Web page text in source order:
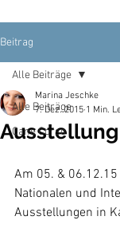
Beitrag
Alle Beiträge
Cane Corso
Alle Beiträge
Marina Jeschke
7. Dez. 2015 1 Min.
Am 05. &
Nationalen und
Ausstellungen in